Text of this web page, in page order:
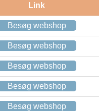
Link
Besøg webshop
Besøg webshop
Besøg webshop
Besøg webshop
Besøg webshop